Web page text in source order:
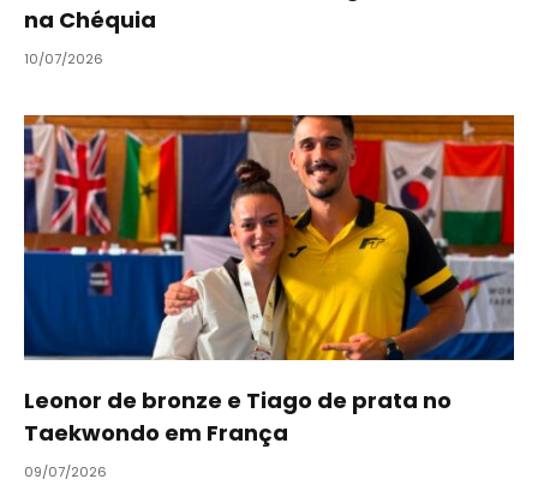
na Chéquia
10/07/2026
Leonor de bronze e Tiago de prata no
Taekwondo em França
09/07/2026